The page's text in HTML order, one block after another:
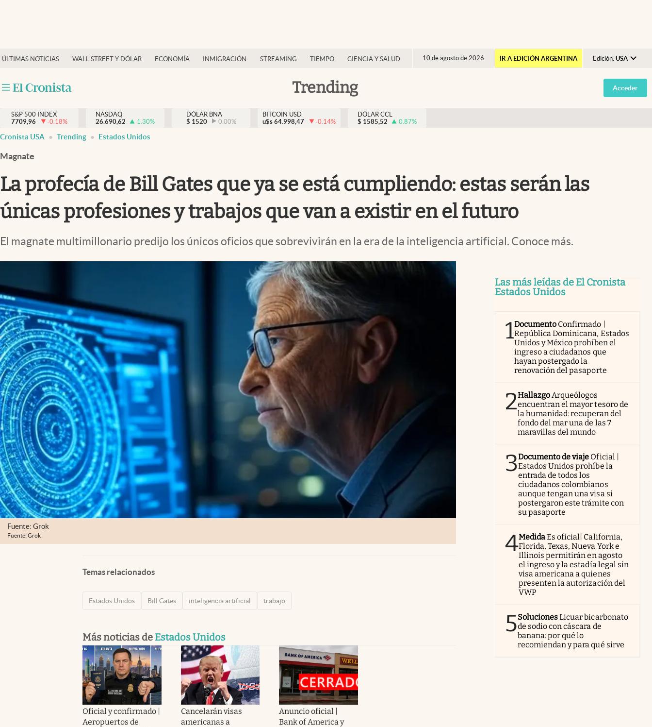
ÚLTIMAS NOTICIAS WALL STREET Y DÓLAR ECONOMÍA INMIGRACIÓN STREAMING TIEMPO CIENCIA Y SALUD 10 de agosto de 2026 IR A EDICIÓN ARGENTINA Edición: USA
Argentina
España
Trending
Finanzas y economía
Inmigración
Trending
Streaming
PC y mobile
Acceder
S&P 500 INDEX
7709,96
-0.18%
NASDAQ
26.690,62
1.30%
DÓLAR BNA
$ 1520 0.00%
BITCOIN USD
u$s 64.998,47 -0.14%
DÓLAR CCL
$ 1585,52 0.87%
Cronista USA Trending Estados Unidos
Magnate
La profecía de Bill Gates que ya se está cumpliendo: estas serán las
únicas profesiones y trabajos que van a existir en el futuro
El magnate multimillonario predijo los únicos oficios que sobrevivirán en la era de la inteligencia artificial. Conoce más.
Fuente: Grok
Fuente: Grok
Temas relacionados
Estados Unidos Bill Gates inteligencia artificial trabajo
Más noticias de Estados Unidos
Oficial y confirmado |
Aeropuertos de
Cancelarán visas
americanas a
Anuncio oficial |
Bank of America y
Las más leídas de El Cronista
Estados Unidos
1Documento Confirmado |
República Dominicana, Estados
Unidos y México prohíben el
ingreso a ciudadanos que
hayan postergado la
renovación del pasaporte
2HallazgoArqueólogos
encuentran el mayor tesoro de
la humanidad: recuperan del
fondo del mar una de las 7
maravillas del mundo
3Documento de viaje Oficial |
Estados Unidos prohíbe la
entrada de todos los
ciudadanos colombianos
aunque tengan una visa si
postergaron este trámite con
su pasaporte
4MedidaEs oficial| California,
Florida, Texas, Nueva York e
Illinois permitirán en agosto
el ingreso y la estadía legal sin
visa americana a quienes
presenten la autorización del
VWP
5SolucionesLicuar bicarbonato
de sodio con cáscara de
banana: por qué lo
recomiendan y para qué sirve